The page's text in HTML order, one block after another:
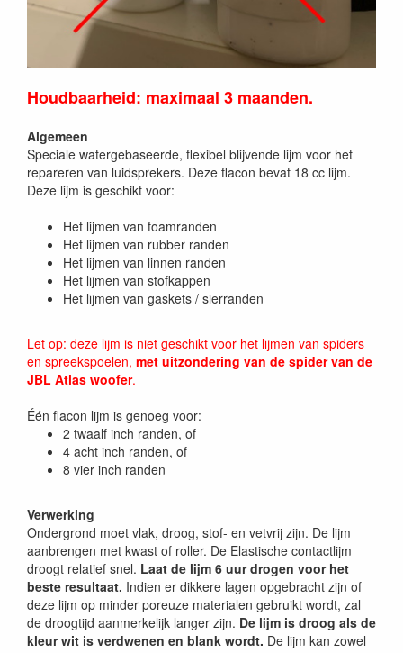
Houdbaarheid: maximaal 3 maanden.
Algemeen
Speciale watergebaseerde, flexibel blijvende lijm voor het
repareren van luidsprekers. Deze flacon bevat 18 cc lijm.
Deze lijm is geschikt voor:
Het lijmen van foamranden
Het lijmen van rubber randen
Het lijmen van linnen randen
Het lijmen van stofkappen
Het lijmen van gaskets / sierranden
Let op: deze lijm is niet geschikt voor het lijmen van spiders
en spreekspoelen, met uitzondering van de spider van de
JBL Atlas woofer.
Één flacon lijm is genoeg voor:
2 twaalf inch randen, of
4 acht inch randen, of
8 vier inch randen
Verwerking
Ondergrond moet vlak, droog, stof- en vetvrij zijn. De lijm
aanbrengen met kwast of roller. De Elastische contactlijm
droogt relatief snel. Laat de lijm 6 uur drogen voor het
beste resultaat. Indien er dikkere lagen opgebracht zijn of
deze lijm op minder poreuze materialen gebruikt wordt, zal
de droogtijd aanmerkelijk langer zijn. De lijm is droog als de
kleur wit is verdwenen en blank wordt. De lijm kan zowel